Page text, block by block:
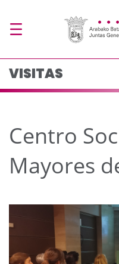
Centro
VISITAS
Centro
Mayores